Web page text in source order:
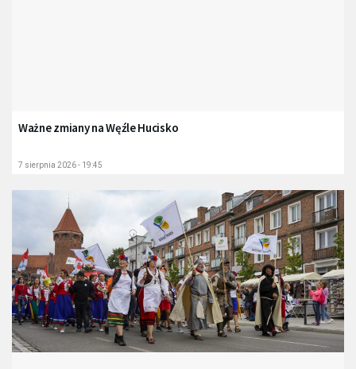
Ważne zmiany na Węźle Hucisko
7 sierpnia 2026 - 19:45